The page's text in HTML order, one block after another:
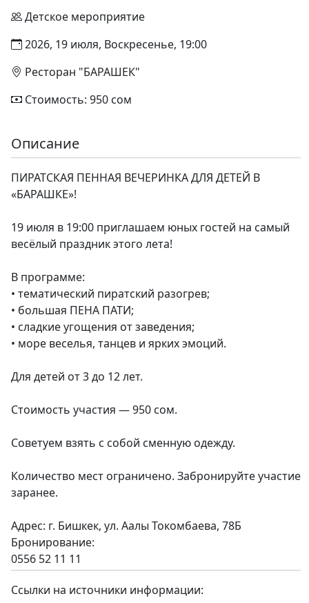
Детское мероприятие
2026, 19 июля, Воскресенье, 19:00
Ресторан "БАРАШЕК"
Стоимость: 950 сом
Описание
ПИРАТСКАЯ ПЕННАЯ ВЕЧЕРИНКА ДЛЯ ДЕТЕЙ В
«БАРАШКЕ»!
19 июля в 19:00 приглашаем юных гостей на самый
весёлый праздник этого лета!
В программе:
• тематический пиратский разогрев;
• большая ПЕНА ПАТИ;
• сладкие угощения от заведения;
• море веселья, танцев и ярких эмоций.
Для детей от 3 до 12 лет.
Стоимость участия — 950 сом.
Советуем взять с собой сменную одежду.
Количество мест ограничено. Забронируйте участие
заранее.
Адрес: г. Бишкек, ул. Аалы Токомбаева, 78Б
Бронирование:
0556 52 11 11
Ссылки на источники информации: